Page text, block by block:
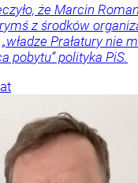
że Marcin
z środków
Prałatury nie
pobytu” polityka PiS.